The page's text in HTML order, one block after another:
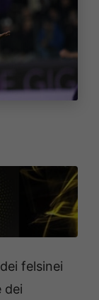
felsinei
dei